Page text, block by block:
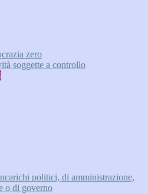
zero
soggette a controllo
politici, di amministrazione,
o di governo